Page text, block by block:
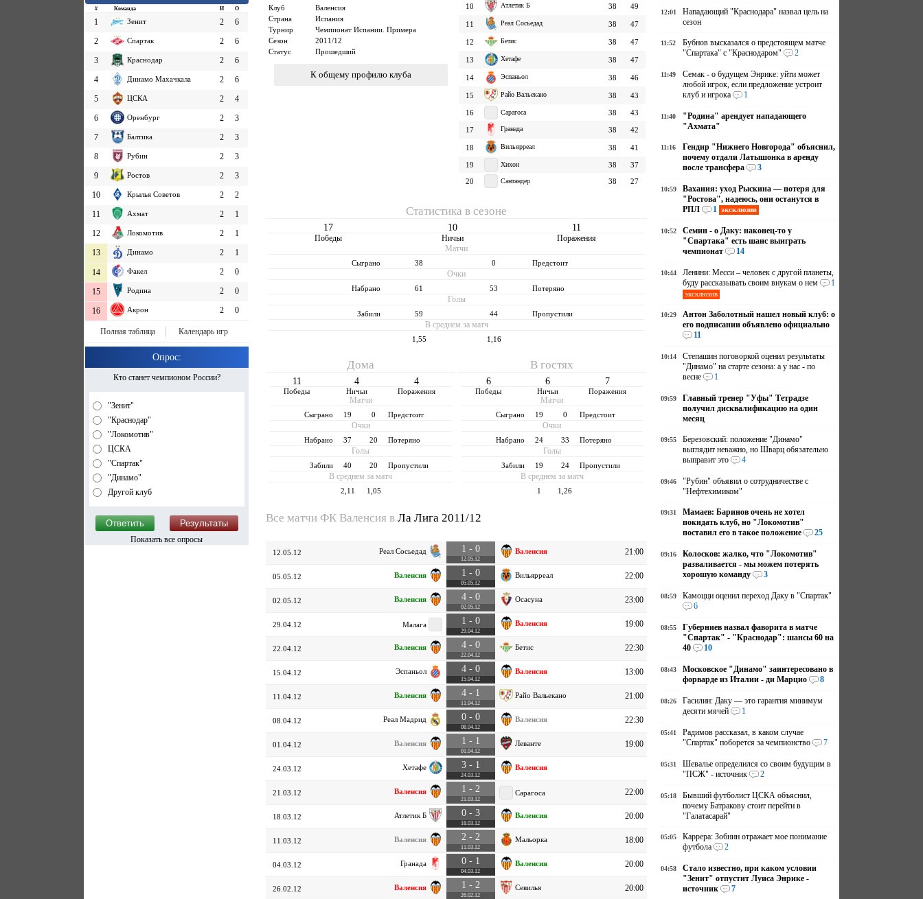
# Команда И О
1 Зенит 2
6
2
Спартак 2
6
3
Краснодар 2
6
4
Динамо Махачкала 2
6
5
ЦСКА 2
4
6
Оренбург 2
3
7
Балтика 2
3
8
Рубин 2
3
9
Ростов 2
3
10
Крылья Советов 2
2
11
Ахмат 2
1
12
Локомотив 2
1
13
Динамо 2 1
14 Факел 2 0
15 Родина 2 0
16 Акрон 2 0
Полная таблица Календарь игр
Опрос:
Кто станет чемпионом России?
"Зенит"
"Краснодар"
"Локомотив"
ЦСКА
"Спартак"
"Динамо"
Другой клуб
Показать все опросы
Клуб
Валенсия
Страна
Испания
Турнир
Чемпионат Испании. Примера
Сезон
2011/12
Статус
Прошедший
К общему профилю клуба
10 Атлетик Б 38 49
11 Реал Сосьедад 38 47
12 Бетис 38 47
13 Хетафе 38 47
14 Эспаньол 38 46
15 Райо Вальекано 38 43
16 Сарагоса 38 43
17 Гранада 38 42
18 Вильярреал 38 41
19 Хихон 38
37
20
Сантандер 38 27
Статистика в сезоне
17 10 11
Победы Ничьи
Поражения
Матчи
Cыграно 38 Предстоит
0
Очки
Набрано 61 Потеряно
53
Голы
Забили 59 Пропустили
44
В среднем за матч
1,55 1,16
Дома
11 4 4
Победы Ничьи Поражения
Матчи
Cыграно 19 Предстоит
0
Очки
Набрано
37
(61%)
Потеряно
20
Голы
Забили 40 Пропустили
20
В среднем за матч
2,11 1,05
В гостях
6 6 7
Победы Ничьи Поражения
Матчи
Cыграно 19 Предстоит
0
Очки
Набрано
24
(39%)
Потеряно
33
Голы
Забили 19 Пропустили
24
В среднем за матч
1 1,26
Все матчи ФК Валенсия в Ла Лига 2011/12
12.05.12 Реал Сосьедад 1 - 0
12.05.12
Валенсия 21:00
05.05.12 Валенсия 1 - 0
05.05.12
Вильярреал 22:00
02.05.12 Валенсия 4 - 0
02.05.12
Осасуна 23:00
29.04.12 Малага 1 - 0
29.04.12
Валенсия 19:00
22.04.12 Валенсия 4 - 0
22.04.12
Бетис 22:30
15.04.12 Эспаньол 4 - 0
15.04.12
Валенсия 13:00
11.04.12 Валенсия 4 - 1
11.04.12
Райо Вальекано 21:00
08.04.12 Реал Мадрид 0 - 0
08.04.12
Валенсия 22:30
01.04.12 Валенсия 1 - 1
01.04.12
Леванте 19:00
24.03.12 Хетафе 3 - 1
24.03.12
Валенсия
21.03.12 Валенсия 1 - 2
21.03.12
Сарагоса 22:00
18.03.12 Атлетик Б 0 - 3
18.03.12
Валенсия 20:00
11.03.12 Валенсия 2 - 2
11.03.12
Мальорка 18:00
04.03.12 Гранада 0 - 1
04.03.12
Валенсия 20:00
26.02.12 Валенсия 1 - 2
26.02.12
Севилья 20:00
12:01
Нападающий "Краснодара" назвал цель на
сезон
11:52
Бубнов высказался о предстоящем матче
"Спартака" с "Краснодаром"
2
11:49
Семак - о будущем Энрике: уйти может
любой игрок, если предложение устроит
клуб и игрока
1
11:40
"Родина" арендует нападающего
"Ахмата"
11:16
Гендир "Нижнего Новгорода" объяснил,
почему отдали Латышонка в аренду
после трансфера
3
10:59
Вахания: уход Рыскина — потеря для
"Ростова", надеюсь, они останутся в
РПЛ
1 эксклюзив
10:52
Семин - о Даку: наконец-то у
"Спартака" есть шанс выиграть
чемпионат
14
10:44
Ленини: Месси – человек с другой планеты,
буду рассказывать своим внукам о нем
1
эксклюзив
10:29
Антон Заболотный нашел новый клуб: о
его подписании объявлено официально
11
10:14
Степашин поговоркой оценил результаты
"Динамо" на старте сезона: а у нас - по
весне
1
09:59
Главный тренер "Уфы" Тетрадзе
получил дисквалификацию на один
месяц
09:55
Березовский: положение "Динамо"
выглядит неважно, но Шварц обязательно
выправит это
4
09:46
"Рубин" объявил о сотрудничестве с
"Нефтехимиком"
09:31
Мамаев: Баринов очень не хотел
покидать клуб, но "Локомотив"
поставил его в такое положение
25
09:16
Колосков: жалко, что "Локомотив"
разваливается - мы можем потерять
хорошую команду
3
08:59
Камоцци оценил переход Даку в "Спартак"
6
08:55
Губерниев назвал фаворита в матче
"Спартак" - "Краснодар": шансы 60 на
40
10
08:43
Московское "Динамо" заинтересовано в
форварде из Италии - ди Марцио
8
08:26
Гасилин: Даку — это гарантия минимум
десяти мячей
1
05:41
Радимов рассказал, в каком случае
"Спартак" поборется за чемпионство
7
05:31
Шевалье определился со своим будущим в
"ПСЖ" - источник
2
05:18
Бывший футболист ЦСКА объяснил,
почему Батракову стоит перейти в
"Галатасарай"
05:05
Каррера: Зобнин отражает мое понимание
футбола
2
04:58
Стало известно, при каком условии
"Зенит" отпустит Луиса Энрике -
источник
7